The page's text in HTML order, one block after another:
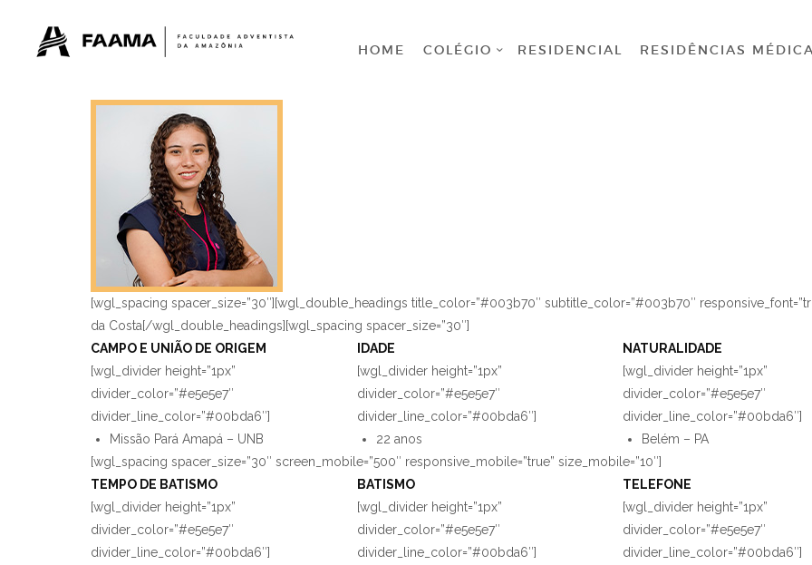
HOME COLÉGIO RESIDENCIAL RESIDÊNCIAS
PÓS
GRADUAÇÃO
BIBLIOTECA
PESQUISA E
EXTENSÃO
ÁREA DO ALUNO
INSTITUCIONAL
[wgl_spacing spacer_size=”30″][wgl_double_headings title_color=”#003b70″ subtitle_color=”#003b70″
da Costa[/wgl_double_headings][wgl_spacing spacer_size=”30″]
CAMPO E UNIÃO DE ORIGEM
[wgl_divider height=”1px”
divider_color=”#e5e5e7″
divider_line_color=”#00bda6″]
Missão Pará Amapá – UNB
IDADE
[wgl_divider height=”1px”
divider_color=”#e5e5e7″
divider_line_color=”#00bda6″]
22 anos
NATURALIDADE
[wgl_divider height=”1px”
divider_color=”#e5e5e7″
divider_line_color=”#00bda6″]
Belém – PA
[wgl_spacing spacer_size=”30″ screen_mobile=”500″ responsive_mobile=”true” size_mobile=”10″]
TEMPO DE BATISMO
[wgl_divider height=”1px”
divider_color=”#e5e5e7″
divider_line_color=”#00bda6″]
BATISMO
[wgl_divider height=”1px”
divider_color=”#e5e5e7″
divider_line_color=”#00bda6″]
TELEFONE
[wgl_divider height=”1px”
divider_color=”#e5e5e7″
divider_line_color=”#00bda6″]